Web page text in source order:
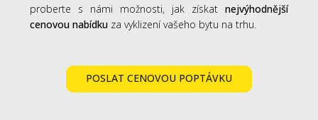
proberte s námi možnosti, jak získat nejvýhodnější
cenovou nabídku za vyklizení vašeho bytu na trhu.
POSLAT CENOVOU POPTÁVKU